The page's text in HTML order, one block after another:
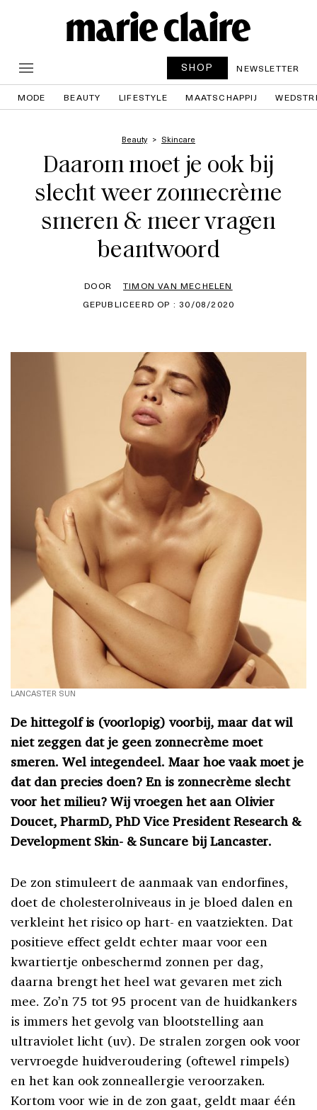
SHOP NEWSLETTER
MODE BEAUTY LIFESTYLE MAATSCHAPPIJ
Beauty Skincare
Daarom moet je ook bij
slecht weer zonnecrème
smeren & meer vragen
beantwoord
DOOR
TIMON VAN MECHELEN
GEPUBLICEERD OP : 30/08/2020
LANCASTER SUN
De hittegolf is (voorlopig) voorbij, maar dat wil
niet zeggen dat je geen zonnecrème moet
smeren. Wel integendeel. Maar hoe vaak moet je
dat dan precies doen? En is zonnecrème slecht
voor het milieu? Wij vroegen het aan Olivier
Doucet, PharmD, PhD Vice President Research &
Development Skin- & Suncare bij Lancaster.
De zon stimuleert de aanmaak van endorfines,
doet de cholesterolniveaus in je bloed dalen en
verkleint het risico op hart- en vaatziekten. Dat
positieve effect geldt echter maar voor een
kwartiertje onbeschermd zonnen per dag,
daarna brengt het heel wat gevaren met zich
mee. Zo’n 75 tot 95 procent van de huidkankers
is immers het gevolg van blootstelling aan
ultraviolet licht (uv). De stralen zorgen ook voor
vervroegde huidveroudering (oftewel rimpels)
en het kan ook zonneallergie veroorzaken.
Kortom voor wie in de zon gaat, geldt maar één